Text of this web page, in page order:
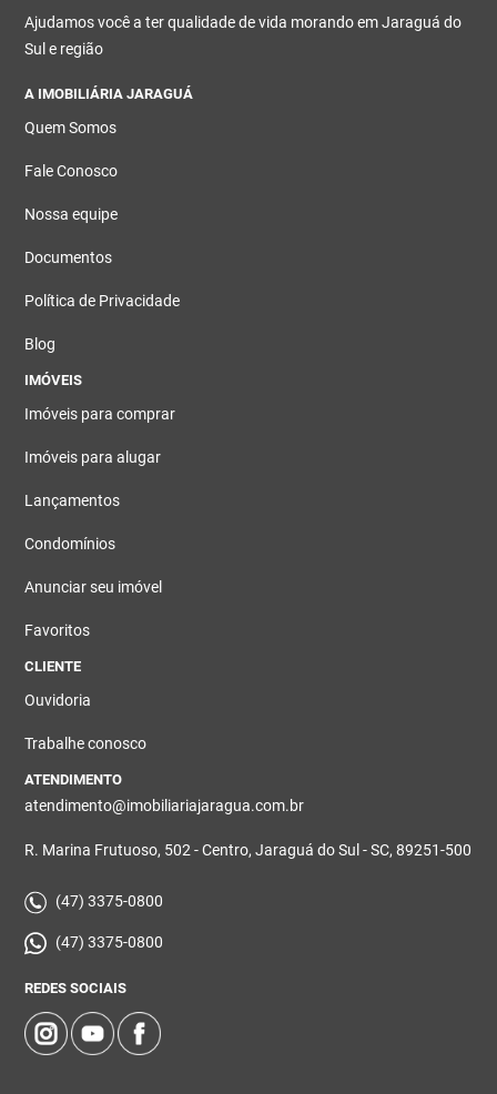
Ajudamos você a ter qualidade de vida morando em Jaraguá do
Sul e região
A IMOBILIÁRIA JARAGUÁ
Quem Somos
Fale Conosco
Nossa equipe
Documentos
Política de Privacidade
Blog
IMÓVEIS
Imóveis para comprar
Imóveis para alugar
Lançamentos
Condomínios
Anunciar seu imóvel
Favoritos
CLIENTE
Ouvidoria
Trabalhe conosco
ATENDIMENTO
atendimento@imobiliariajaragua.com.br
R. Marina Frutuoso, 502 - Centro, Jaraguá do Sul - SC, 89251-500
(47) 3375-0800
(47) 3375-0800
REDES SOCIAIS